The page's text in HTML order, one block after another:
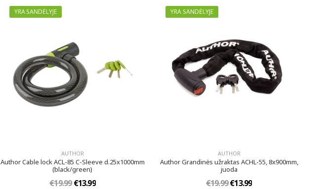
YRA SANDĖLYJE
AUTHOR
Author Cable lock ACL-85 C-Sleeve d.25x1000mm
(black/green)
€19.99€13.99
YRA SANDĖLYJE
AUTHOR
Author Grandinės užraktas ACHL-55, 8x900mm,
juoda
€19.99€13.99